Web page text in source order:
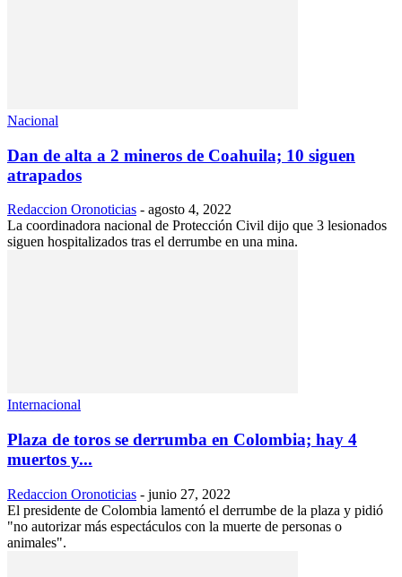
Nacional
Dan de alta a 2 mineros de Coahuila; 10 siguen
atrapados
Redaccion Oronoticias - agosto 4, 2022
La coordinadora nacional de Protección Civil dijo que 3 lesionados
siguen hospitalizados tras el derrumbe en una mina.
Internacional
Plaza de toros se derrumba en Colombia; hay 4
muertos y...
Redaccion Oronoticias - junio 27, 2022
El presidente de Colombia lamentó el derrumbe de la plaza y pidió
"no autorizar más espectáculos con la muerte de personas o
animales".